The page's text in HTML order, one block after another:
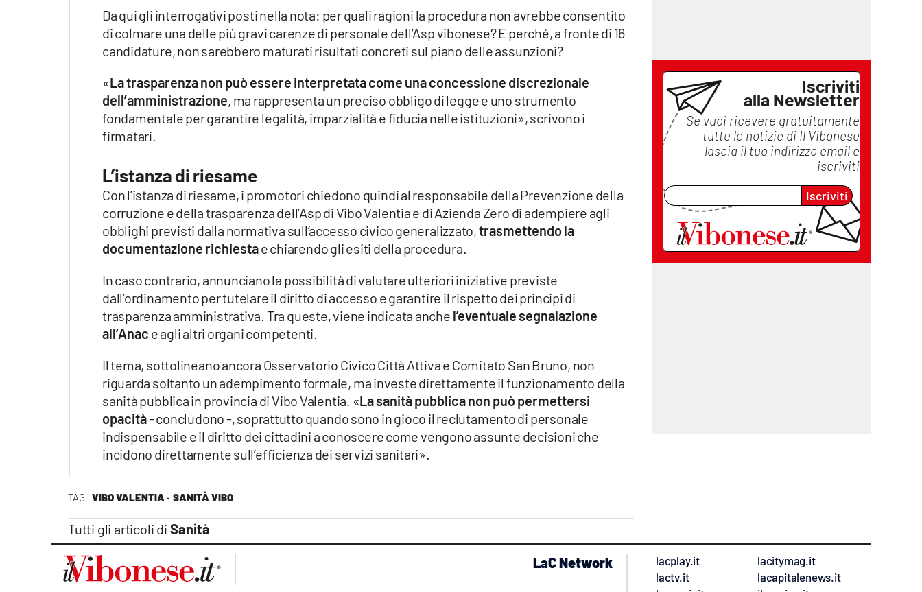
TAG VIBO VALENTIA · SANITÀ VIBO
Tutti gli articoli di Sanità
Da qui gli interrogativi posti nella nota: per quali ragioni la procedura non avrebbe consentito
di colmare una delle più gravi carenze di personale dell’Asp vibonese? E perché, a fronte di 16
candidature, non sarebbero maturati risultati concreti sul piano delle assunzioni?
«La trasparenza non può essere interpretata come una concessione discrezionale
dell’amministrazione, ma rappresenta un preciso obbligo di legge e uno strumento
fondamentale per garantire legalità, imparzialità e fiducia nelle istituzioni», scrivono i
firmatari.
L’istanza di riesame
Con l’istanza di riesame, i promotori chiedono quindi al responsabile della Prevenzione della
corruzione e della trasparenza dell’Asp di Vibo Valentia e di Azienda Zero di adempiere agli
obblighi previsti dalla normativa sull’accesso civico generalizzato,trasmettendo la
documentazione richiestae chiarendo gli esiti della procedura.
In caso contrario, annunciano la possibilità di valutare ulteriori iniziative previste
dall’ordinamento per tutelare il diritto di accesso e garantire il rispetto dei principi di
trasparenza amministrativa. Tra queste, viene indicata anche l’eventuale segnalazione
all’Anac e agli altri organi competenti.
Il tema, sottolineano ancora Osservatorio Civico Città Attiva e Comitato San Bruno, non
riguarda soltanto un adempimento formale, ma investe direttamente il funzionamento della
sanità pubblica in provincia di Vibo Valentia. «La sanità pubblica non può permettersi
opacità- concludono -, soprattutto quando sono in gioco il reclutamento di personale
indispensabile e il diritto dei cittadini a conoscere come vengono assunte decisioni che
incidono direttamente sull’efficienza dei servizi sanitari».
Iscriviti
alla Newsletter
Se vuoi ricevere gratuitamente
tutte le notizie di Il Vibonese
lascia il tuo indirizzo email e
iscriviti
Iscriviti
LaC Network
lacplay.it
lactv.it
lacitymag.it
lacapitalenews.it